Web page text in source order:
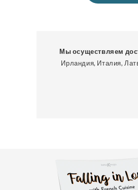
Мы осуществляем
Ирландия, Италия,